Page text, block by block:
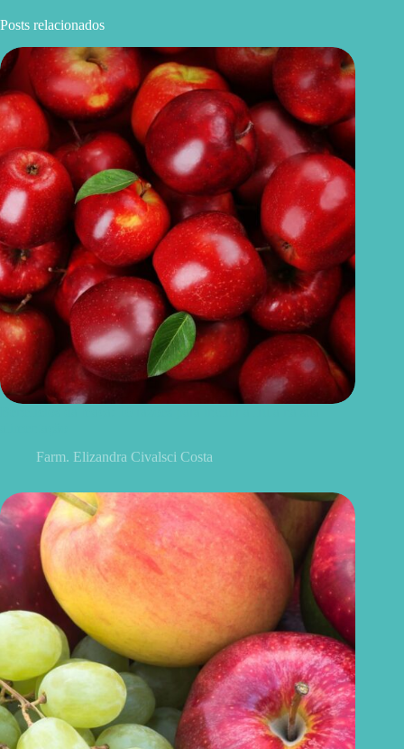
Posts relacionados
Farm. Elizandra Civalsci Costa